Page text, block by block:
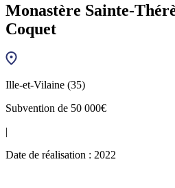
Monastère Sainte-
Coquet
Ille-et-Vilaine (35)
Subvention de 50 000€
Date de réalisation : 2022